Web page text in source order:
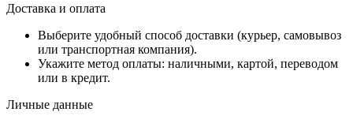
Доставка и оплата
Выберите удобный способ доставки (курьер, самовывоз
или транспортная компания).
Укажите метод оплаты: наличными, картой, переводом
или в кредит.
Личные данные